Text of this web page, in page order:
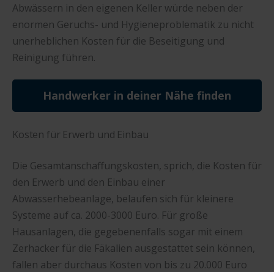
Abwässern in den eigenen Keller würde neben der
enormen Geruchs- und Hygieneproblematik zu nicht
unerheblichen Kosten für die Beseitigung und
Reinigung führen.
Handwerker in deiner Nähe finden
Kosten für Erwerb und Einbau
Die Gesamtanschaffungskosten, sprich, die Kosten für
den Erwerb und den Einbau einer
Abwasserhebeanlage, belaufen sich für kleinere
Systeme auf ca. 2000-3000 Euro. Für große
Hausanlagen, die gegebenenfalls sogar mit einem
Zerhacker für die Fäkalien ausgestattet sein können,
fallen aber durchaus Kosten von bis zu 20.000 Euro